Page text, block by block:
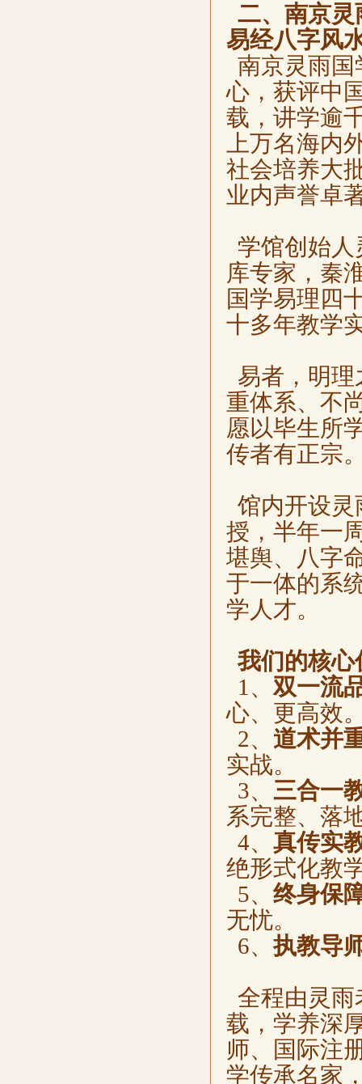
二、南京
易经八字风
南京灵雨
心，获评中
载，讲学逾
上万名海内
社会培养大
业内声誉卓
学馆创始
库专家，秦
国学易理四
十多年教学
易者，明
重体系、不
愿以毕生所
传者有正宗
馆内开设灵
授，半年一
堪舆、八字
于一体的系
学人才。
我们的核心
1、 双一流
心、更高效
2、 道术并
实战。
3、 三合一
系完整、落
4、 真传实
绝形式化教
5、 终身保
无忧。
6、执教导
全程由灵
载，学养深
师、国际注
学传承名家